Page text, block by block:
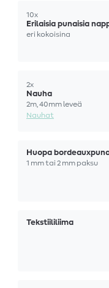
10x
Erilaisia punaisia
eri kokoisina
2x
Nauha
2m, 40mm leveä
Nauhat
Huopa
1 mm tai 2 mm paksu
Tekstiililiima